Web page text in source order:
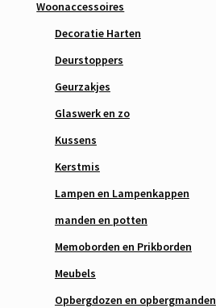
Woonaccessoires
Decoratie Harten
Deurstoppers
Geurzakjes
Glaswerk en zo
Kussens
Kerstmis
Lampen en Lampenkappen
manden en potten
Memoborden en Prikborden
Meubels
Opbergdozen en opbergmanden